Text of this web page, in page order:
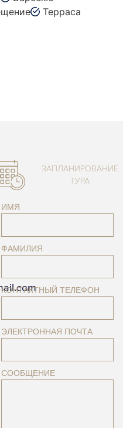
Терраса
ЗАПЛАНИРОВАНИЕ
ТУРА
ИМЯ
ФАМИЛИЯ
КОНТАКТНЫЙ ТЕЛЕФОН
ЭЛЕКТРОННАЯ ПОЧТА
СООБЩЕНИЕ